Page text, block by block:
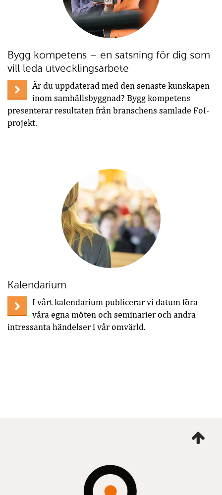
Bygg kompetens – en satsning för dig som
vill leda utvecklingsarbete
Är du uppdaterad med den senaste kunskapen
inom samhällsbyggnad? Bygg kompetens
presenterar resultaten från branschens samlade FoI-
projekt.
Kalendarium
I vårt kalendarium publicerar vi datum föra
våra egna möten och seminarier och andra
intressanta händelser i vår omvärld.
mig